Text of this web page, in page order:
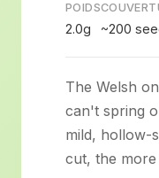
POIDS
2.0g ~200
The Welsh
can't spring
mild, hollow-
cut, the